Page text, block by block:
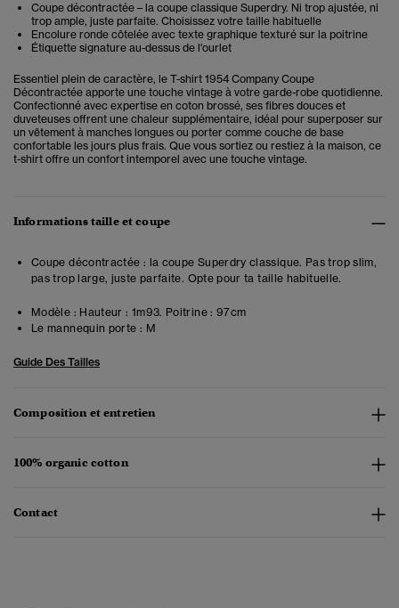
Coupe décontractée – la coupe classique Superdry. Ni trop ajustée, ni
trop ample, juste parfaite. Choisissez votre taille habituelle
Encolure ronde côtelée avec texte graphique texturé sur la poitrine
Étiquette signature au-dessus de l'ourlet
Essentiel plein de caractère, le T-shirt 1954 Company Coupe
Décontractée apporte une touche vintage à votre garde-robe quotidienne.
Confectionné avec expertise en coton brossé, ses fibres douces et
duveteuses offrent une chaleur supplémentaire, idéal pour superposer sur
un vêtement à manches longues ou porter comme couche de base
confortable les jours plus frais. Que vous sortiez ou restiez à la maison, ce
t-shirt offre un confort intemporel avec une touche vintage.
Informations taille et coupe
Coupe décontractée : la coupe Superdry classique. Pas trop slim,
pas trop large, juste parfaite. Opte pour ta taille habituelle.
Modèle : Hauteur : 1m93. Poitrine : 97cm
Le mannequin porte : M
Guide Des Tailles
Composition et entretien
100% organic cotton
Contact